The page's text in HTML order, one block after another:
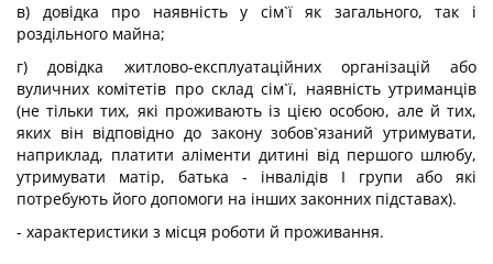
в) довідка про наявність у сім`ї як загального, так і
роздільного майна;
г) довідка житлово-експлуатаційних організацій або
вуличних комітетів про склад сім`ї, наявність утриманців
(не тільки тих, які проживають із цією особою, але й тих,
яких він відповідно до закону зобов`язаний утримувати,
наприклад, платити аліменти дитині від першого шлюбу,
утримувати матір, батька - інвалідів I групи або які
потребують його допомоги на інших законних підставах).
- характеристики з місця роботи й проживання.